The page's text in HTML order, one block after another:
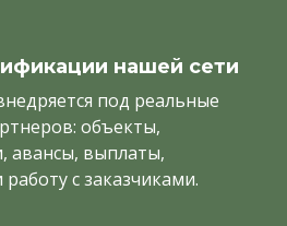
нашей сети
под реальные
объекты,
авансы, выплаты,
с заказчиками.